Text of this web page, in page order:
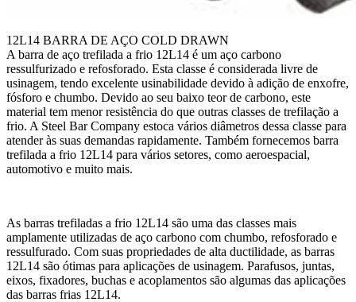
12L14 BARRA DE AÇO COLD DRAWN
A barra de aço trefilada a frio 12L14 é um aço carbono
ressulfurizado e refosforado. Esta classe é considerada livre de
usinagem, tendo excelente usinabilidade devido à adição de enxofre,
fósforo e chumbo. Devido ao seu baixo teor de carbono, este
material tem menor resistência do que outras classes de trefilação a
frio. A Steel Bar Company estoca vários diâmetros dessa classe para
atender às suas demandas rapidamente. Também fornecemos barra
trefilada a frio 12L14 para vários setores, como aeroespacial,
automotivo e muito mais.
As barras trefiladas a frio 12L14 são uma das classes mais
amplamente utilizadas de aço carbono com chumbo, refosforado e
ressulfurado. Com suas propriedades de alta ductilidade, as barras
12L14 são ótimas para aplicações de usinagem. Parafusos, juntas,
eixos, fixadores, buchas e acoplamentos são algumas das aplicações
das barras frias 12L14.